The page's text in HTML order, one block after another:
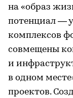
на «образ
потенциал —
комплексов
совмещены
и
в одном
проектов.